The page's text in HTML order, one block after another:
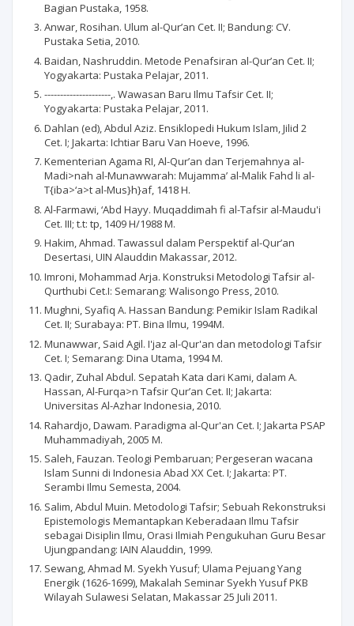
Bagian Pustaka, 1958.
Anwar, Rosihan. Ulum al-Qur’an Cet. II; Bandung: CV.
Pustaka Setia, 2010.
Baidan, Nashruddin. Metode Penafsiran al-Qur’an Cet. II;
Yogyakarta: Pustaka Pelajar, 2011.
---------------------,. Wawasan Baru Ilmu Tafsir Cet. II;
Yogyakarta: Pustaka Pelajar, 2011.
Dahlan (ed), Abdul Aziz. Ensiklopedi Hukum Islam, Jilid 2
Cet. I; Jakarta: Ichtiar Baru Van Hoeve, 1996.
Kementerian Agama RI, Al-Qur’an dan Terjemahnya al-
Madi>nah al-Munawwarah: Mujamma’ al-Malik Fahd li al-
T{iba>‘a>t al-Mus}h}af, 1418 H.
Al-Farmawi, ‘Abd Hayy. Muqaddimah fi al-Tafsir al-Maudu'i
Cet. III; t.t: tp, 1409 H/1988 M.
Hakim, Ahmad. Tawassul dalam Perspektif al-Qur’an
Desertasi, UIN Alauddin Makassar, 2012.
Imroni, Mohammad Arja. Konstruksi Metodologi Tafsir al-
Qurthubi Cet.I: Semarang: Walisongo Press, 2010.
Mughni, Syafiq A. Hassan Bandung: Pemikir Islam Radikal
Cet. II; Surabaya: PT. Bina Ilmu, 1994M.
Munawwar, Said Agil. I'jaz al-Qur'an dan metodologi Tafsir
Cet. I; Semarang: Dina Utama, 1994 M.
Qadir, Zuhal Abdul. Sepatah Kata dari Kami, dalam A.
Hassan, Al-Furqa>n Tafsir Qur’an Cet. II; Jakarta:
Universitas Al-Azhar Indonesia, 2010.
Rahardjo, Dawam. Paradigma al-Qur'an Cet. I; Jakarta PSAP
Muhammadiyah, 2005 M.
Saleh, Fauzan. Teologi Pembaruan; Pergeseran wacana
Islam Sunni di Indonesia Abad XX Cet. I; Jakarta: PT.
Serambi Ilmu Semesta, 2004.
Salim, Abdul Muin. Metodologi Tafsir; Sebuah Rekonstruksi
Epistemologis Memantapkan Keberadaan Ilmu Tafsir
sebagai Disiplin Ilmu, Orasi Ilmiah Pengukuhan Guru Besar
Ujungpandang: IAIN Alauddin, 1999.
Sewang, Ahmad M. Syekh Yusuf; Ulama Pejuang Yang
Energik (1626-1699), Makalah Seminar Syekh Yusuf PKB
Wilayah Sulawesi Selatan, Makassar 25 Juli 2011.